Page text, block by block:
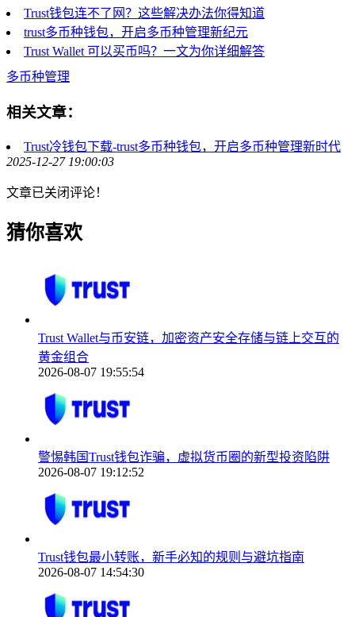
Trust钱包连不了网？这些解决办法你得知道
trust多币种钱包，开启多币种管理新纪元
Trust Wallet 可以买币吗？一文为你详细解答
多币种管理
相关文章：
Trust冷钱包下载-trust多币种钱包，开启多币种管理新时代
2025-12-27 19:00:03
文章已关闭评论！
猜你喜欢
Trust Wallet与币安链，加密资产安全存储与链上交互的
黄金组合
2026-08-07 19:55:54
警惕韩国Trust钱包诈骗，虚拟货币圈的新型投资陷阱
2026-08-07 19:12:52
Trust钱包最小转账，新手必知的规则与避坑指南
2026-08-07 14:54:30